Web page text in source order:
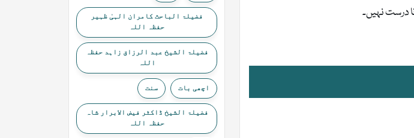
درست نہیں۔
فضیلۃ الباحث کامران الہیٰ ظہیر
حفظہ اللہ
فضیلۃ الشیخ عبد الرزاق زاہد حفظہ
اللہ
اچھی بات سنت
فضیلۃ الشیخ ڈاکٹر فیض الابرار شاہ
حفظہ اللہ